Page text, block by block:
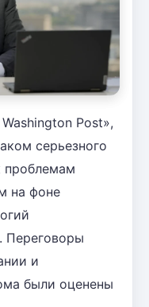
Post»,
серьезного
проблемам
на фоне
Переговоры
и
были оценены